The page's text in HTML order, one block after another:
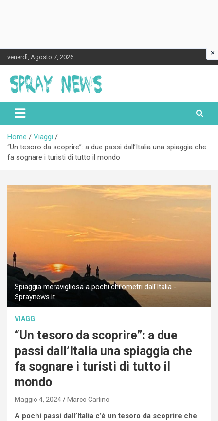
to
content
venerdì, Agosto 7, 2026
Spraynews.it
Home
Viaggi
“Un tesoro da scoprire”: a due passi dall’Italia una spiaggia che
fa sognare i turisti di tutto il mondo
Spiaggia meravigliosa a pochi chilometri dall'Italia -
Spraynews.it
VIAGGI
“Un tesoro da scoprire”: a due
passi dall’Italia una spiaggia che
fa sognare i turisti di tutto il
mondo
Maggio 4, 2024 Marco Carlino
A pochi passi dall’Italia c’è un tesoro da scoprire che
×